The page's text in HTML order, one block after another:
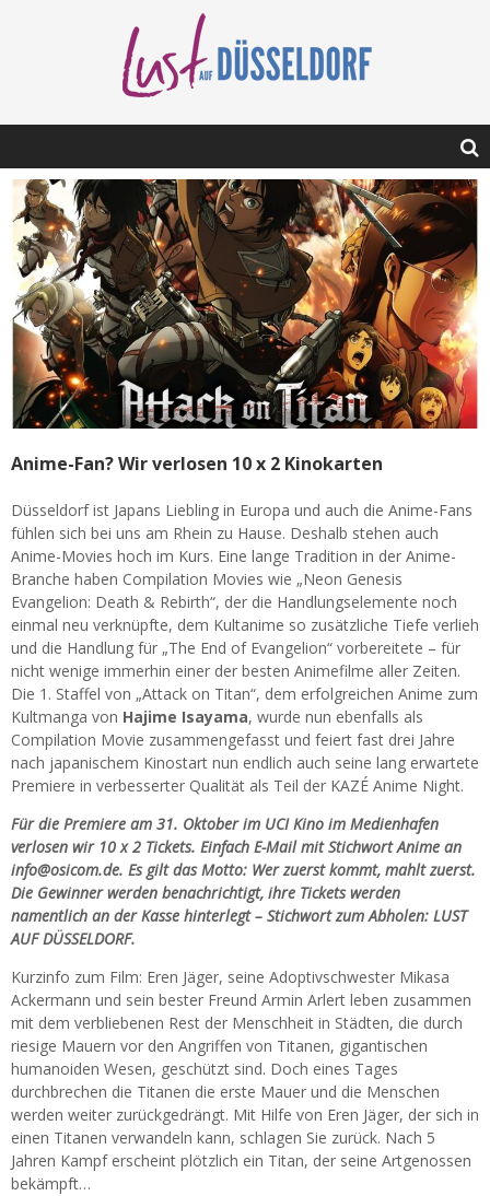
Anime-Fan? Wir verlosen 10 x 2 Kinokarten
Düsseldorf ist Japans Liebling in Europa und auch die Anime-Fans
fühlen sich bei uns am Rhein zu Hause. Deshalb stehen auch
Anime-Movies hoch im Kurs. Eine lange Tradition in der Anime-
Branche haben Compilation Movies wie „Neon Genesis
Evangelion: Death & Rebirth“, der die Handlungselemente noch
einmal neu verknüpfte, dem Kultanime so zusätzliche Tiefe verlieh
und die Handlung für „The End of Evangelion“ vorbereitete – für
nicht wenige immerhin einer der besten Animefilme aller Zeiten.
Die 1. Staffel von „Attack on Titan“, dem erfolgreichen Anime zum
Kultmanga von Hajime Isayama, wurde nun ebenfalls als
Compilation Movie zusammengefasst und feiert fast drei Jahre
nach japanischem Kinostart nun endlich auch seine lang erwartete
Premiere in verbesserter Qualität als Teil der KAZÉ Anime Night.
Für die Premiere am 31. Oktober im UCI Kino im Medienhafen
verlosen wir 10 x 2 Tickets. Einfach E-Mail mit Stichwort Anime an
info@osicom.de. Es gilt das Motto: Wer zuerst kommt, mahlt zuerst.
Die Gewinner werden benachrichtigt, ihre Tickets werden
namentlich an der Kasse hinterlegt – Stichwort zum Abholen: LUST
AUF DÜSSELDORF.
Kurzinfo zum Film: Eren Jäger, seine Adoptivschwester Mikasa
Ackermann und sein bester Freund Armin Arlert leben zusammen
mit dem verbliebenen Rest der Menschheit in Städten, die durch
riesige Mauern vor den Angriffen von Titanen, gigantischen
humanoiden Wesen, geschützt sind. Doch eines Tages
durchbrechen die Titanen die erste Mauer und die Menschen
werden weiter zurückgedrängt. Mit Hilfe von Eren Jäger, der sich in
einen Titanen verwandeln kann, schlagen Sie zurück. Nach 5
Jahren Kampf erscheint plötzlich ein Titan, der seine Artgenossen
bekämpft…